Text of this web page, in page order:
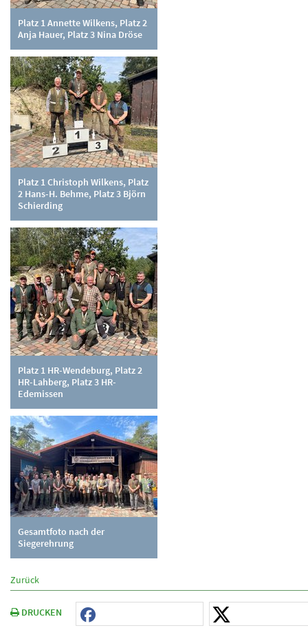
Platz 1 Annette Wilkens, Platz 2
Anja Hauer, Platz 3 Nina Dröse
Platz 1 Christoph Wilkens, Platz
2 Hans-H. Behme, Platz 3 Björn
Schierding
Platz 1 HR-Wendeburg, Platz 2
HR-Lahberg, Platz 3 HR-
Edemissen
Gesamtfoto nach der
Siegerehrung
Zurück
DRUCKEN